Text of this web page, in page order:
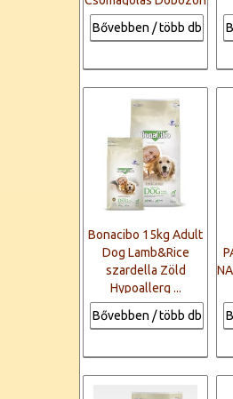
...
Bővebben / több db
Bonacibo 15kg Adult
Dog Lamb&Rice
szardella Zöld
Hypoallerg ...
Bővebben / több db